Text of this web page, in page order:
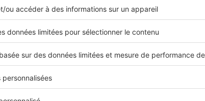
: le quartier Art déco
pleinement dans l’architecture Art déco de la
V, point de départ idéal pour explorer ce
entre 1912 et 1956.Entourée de
de Justice et la Banque du Maroc, la place
styles architecturaux qui ont cohabité à travers